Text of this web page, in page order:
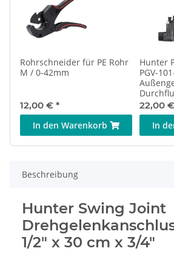
Rohrschneider für PE Rohr
M / 0-42mm
12,00 € *
In den Warenkorb
Hunter
PGV-
22,00 €
In
Beschreibung
Hunter Swing Joint
1/2" x 30 cm x 3/4"